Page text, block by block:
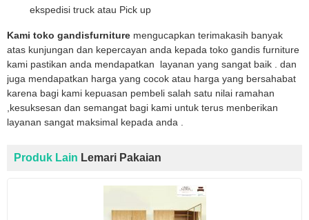
ekspedisi truck atau Pick up
Kami toko gandisfurniture mengucapkan terimakasih banyak
atas kunjungan dan kepercayan anda kepada toko gandis furniture
kami pastikan anda mendapatkan layanan yang sangat baik . dan
juga mendapatkan harga yang cocok atau harga yang bersahabat
karena bagi kami kepuasan pembeli salah satu nilai ramahan
,kesuksesan dan semangat bagi kami untuk terus menberikan
layanan sangat maksimal kepada anda .
Produk Lain Lemari Pakaian